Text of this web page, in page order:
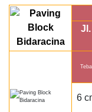
Tebal
6